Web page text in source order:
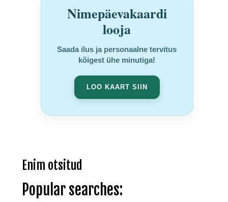
Nimepäevakaardi
looja
Saada ilus ja personaalne tervitus
kõigest ühe minutiga!
LOO KAART SIIN
Enim otsitud
Popular searches: